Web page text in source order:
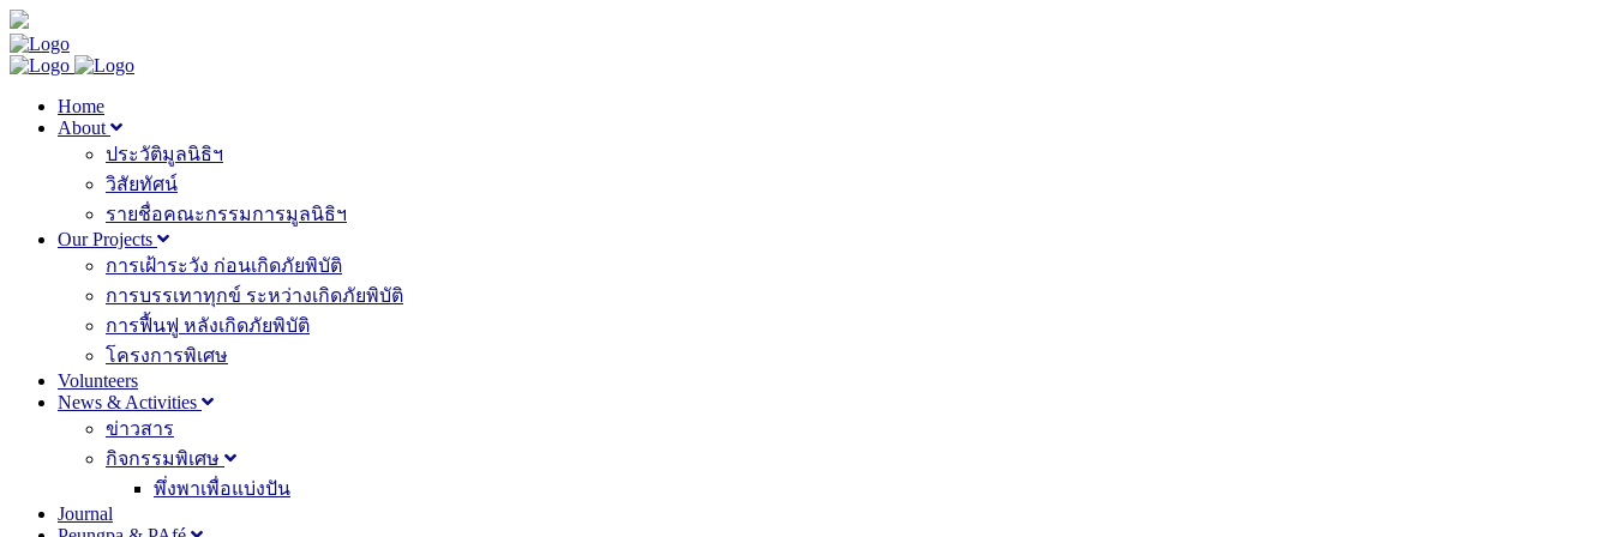
Home
About
ประวัติมูลนิธิฯ
วิสัยทัศน์
รายชื่อคณะกรรมการมูลนิธิฯ
Our Projects
การเฝ้าระวัง ก่อนเกิดภัยพิบัติ
การบรรเทาทุกข์ ระหว่างเกิดภัยพิบัติ
การฟื้นฟู หลังเกิดภัยพิบัติ
โครงการพิเศษ
Volunteers
News & Activities
ข่าวสาร
กิจกรรมพิเศษ
พึ่งพาเพื่อแบ่งปัน
Journal